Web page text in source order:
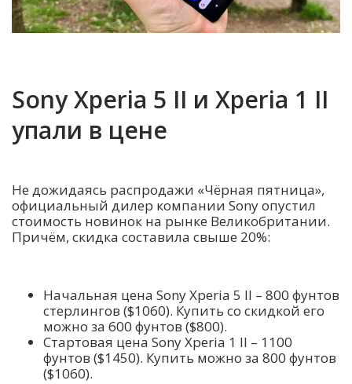
Sony Xperia 5 II и Xperia 1 II
упали в цене
Не дожидаясь распродажи «Чёрная пятница»,
официальный дилер компании Sony опустил
стоимость новинок на рынке Великобритании.
Причём, скидка составила свыше 20%:
Начальная цена Sony Xperia 5 II – 800 фунтов
стерлингов ($1060). Купить со скидкой его
можно за 600 фунтов ($800).
Стартовая цена Sony Xperia 1 II – 1100
фунтов ($1450). Купить можно за 800 фунтов
($1060).